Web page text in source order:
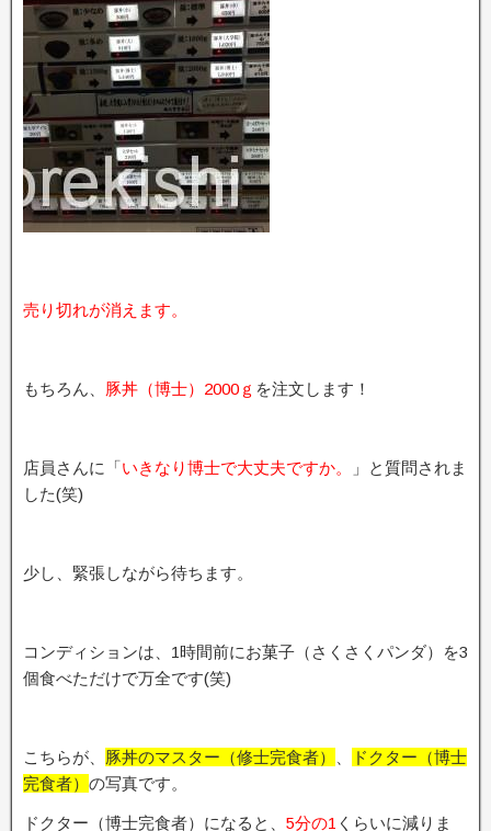
売り切れが消えます。
もちろん、 豚丼（博士）2000ｇ を注文します！
店員さんに「いきなり博士で大丈夫ですか。
」と質問されま
した(笑)
少し、緊張しながら待ちます。
コンディションは、1時間前にお菓子（さくさくパンダ）を3
個食べただけで万全です(笑)
こちらが、 豚丼のマスター（修士完食者）
ドクター（博士
完食者） の写真です。
ドクター（博士完食者）になると、 5分の1 くらいに減りま